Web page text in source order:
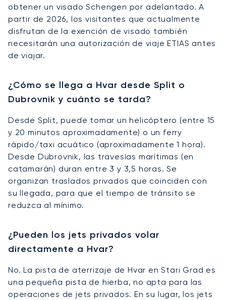
obtener un visado Schengen por adelantado. A
partir de 2026, los visitantes que actualmente
disfrutan de la exención de visado también
necesitarán una autorización de viaje ETIAS antes
de viajar.
¿Cómo se llega a Hvar desde Split o
Dubrovnik y cuánto se tarda?
Desde Split, puede tomar un helicóptero (entre 15
y 20 minutos aproximadamente) o un ferry
rápido/taxi acuático (aproximadamente 1 hora).
Desde Dubrovnik, las travesías marítimas (en
catamarán) duran entre 3 y 3,5 horas. Se
organizan traslados privados que coinciden con
su llegada, para que el tiempo de tránsito se
reduzca al mínimo.
¿Pueden los jets privados volar
directamente a Hvar?
No. La pista de aterrizaje de Hvar en Stari Grad es
una pequeña pista de hierba, no apta para las
operaciones de jets privados. En su lugar, los jets